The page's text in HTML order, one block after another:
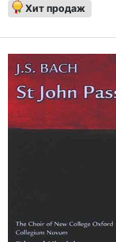
Хит продаж